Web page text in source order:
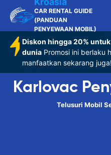
CAR RENTAL GUIDE
(PANDUAN
PENYEWAAN MOBIL)
Diskon hingga 20%
dunia Promosi ini berlaku
manfaatkan sekarang juga!
Karlovac
Telusuri Mobil